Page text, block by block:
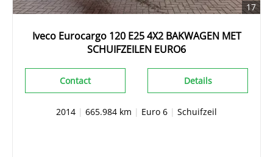
17
Iveco Eurocargo 120 E25 4X2 BAKWAGEN MET
SCHUIFZEILEN EURO6
Details
Contact
2014 | 665.984 km | Euro 6 | Schuifzeil